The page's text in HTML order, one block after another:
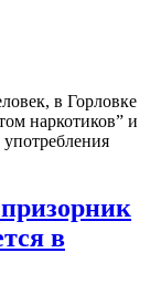
в Горловке
наркотиков” и
в